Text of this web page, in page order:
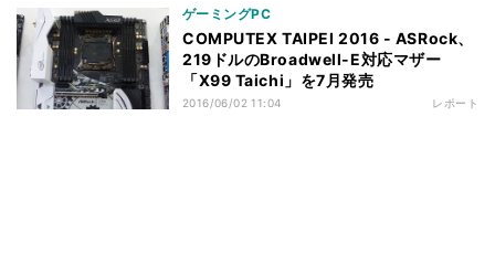
ゲーミングPC
COMPUTEX TAIPEI 2016 - ASRock、
219ドルのBroadwell-E対応マザー
「X99 Taichi」を7月発売
2016/06/02 11:04 レポート